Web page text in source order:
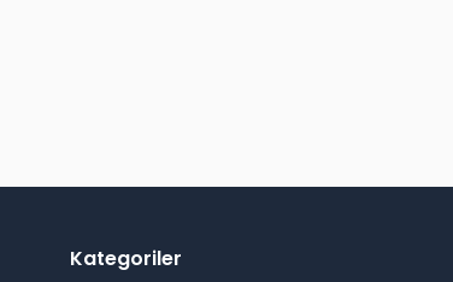
Kategoriler